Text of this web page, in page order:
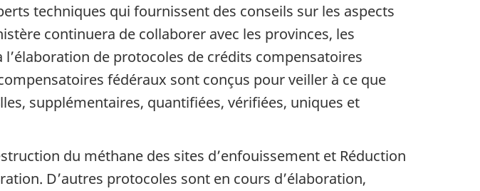
techniques qui fournissent des conseils sur les aspects
continuera de collaborer avec les provinces, les
de protocoles de crédits compensatoires
fédéraux sont conçus pour veiller à ce que
supplémentaires, quantifiées, vérifiées, uniques et
du méthane des sites d’enfouissement et Réduction
D’autres protocoles sont en cours d’élaboration,